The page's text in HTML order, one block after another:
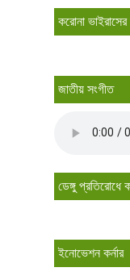
করোনা
জাতীয় সংগীত
ডেঙ্গু প্রতিরোধে
ইনোভেশন কর্নার